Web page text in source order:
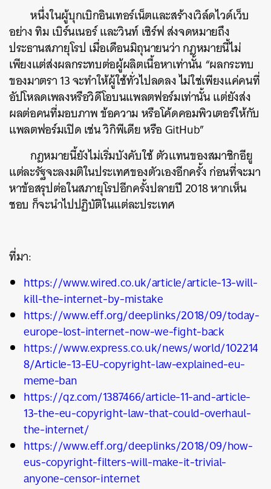
หนึ่งในผู้บุกเบิกอินเทอร์เน็ตและสร้างเวิล์ดไวด์เว็บ
อย่าง ทิม เบิร์นเนอร์ และวินท์ เซิร์ฟ ส่งจดหมายถึง
ประธานสภายุโรป เมื่อเดือนมิถุนายนว่า กฎหมายนี้ไม่
เพียงแต่ส่งผลกระทบต่อผู้ผลิตเนื้อหาเท่านั้น “ผลกระทบ
ของมาตรา 13 จะทำให้ผู้ใช้ทั่วไปลดลง ไม่ใช่เพียงแค่คนที่
อัปโหลดเพลงหรือวิดีโอบนแพลตฟอร์มเท่านั้น แต่ยังส่ง
ผลต่อคนที่มอบภาพ ข้อความ หรือโค้ดคอมพิวเตอร์ให้กับ
แพลตฟอร์มเปิด เช่น วิกิพีเดีย หรือ GitHub”
กฎหมายนี้ยังไม่เริ่มบังคับใช้ ตัวแทนของสมาชิกอียู
แต่ละรัฐจะลงมติในประเทศของตัวเองอีกครั้ง ก่อนที่จะมา
หาข้อสรุปต่อในสภายุโรปอีกครั้งปลายปี 2018 หากเห็น
ชอบ ก็จะนำไปปฏิบัติในแต่ละประเทศ
ที่มา:
https://www.wired.co.uk/article/article-13-will-
kill-the-internet-by-mistake
https://www.eff.org/deeplinks/2018/09/today-
europe-lost-internet-now-we-fight-back
https://www.express.co.uk/news/world/102214
8/Article-13-EU-copyright-law-explained-eu-
meme-ban
https://qz.com/1387466/article-11-and-article-
13-the-eu-copyright-law-that-could-overhaul-
the-internet/
https://www.eff.org/deeplinks/2018/09/how-
eus-copyright-filters-will-make-it-trivial-
anyone-censor-internet